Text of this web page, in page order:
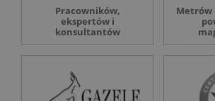
Pracowników,
ekspertów i
konsultantów
Metrów